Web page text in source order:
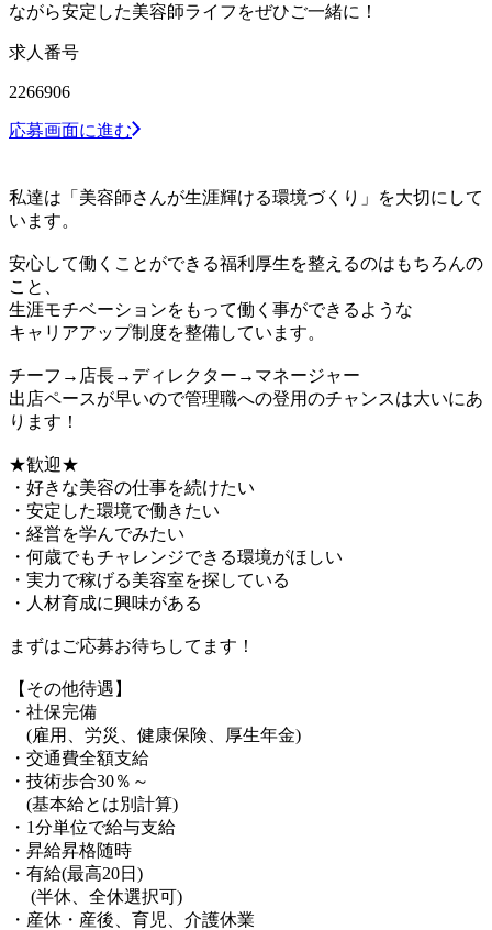
ながら安定した美容師ライフをぜひご一緒に！
求人番号
2266906
応募画面に進む
私達は「美容師さんが生涯輝ける環境づくり」を大切にして
います。
安心して働くことができる福利厚生を整えるのはもちろんの
こと、
生涯モチベーションをもって働く事ができるような
キャリアアップ制度を整備しています。
チーフ→店長→ディレクター→マネージャー
出店ペースが早いので管理職への登用のチャンスは大いにあ
ります！
★歓迎★
・好きな美容の仕事を続けたい
・安定した環境で働きたい
・経営を学んでみたい
・何歳でもチャレンジできる環境がほしい
・実力で稼げる美容室を探している
・人材育成に興味がある
まずはご応募お待ちしてます！
【その他待遇】
・社保完備
(雇用、労災、健康保険、厚生年金)
・交通費全額支給
・技術歩合30％～
(基本給とは別計算)
・1分単位で給与支給
・昇給昇格随時
・有給(最高20日)
(半休、全休選択可)
・産休・産後、育児、介護休業